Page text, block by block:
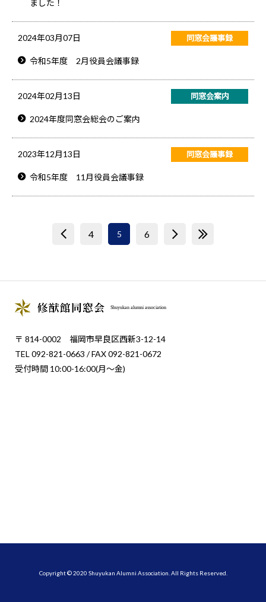
ました！
2024年03月07日 同窓会議事録
令和5年度 2月役員会議事録
2024年02月13日 同窓会案内
2024年度同窓会総会のご案内
2023年12月13日 同窓会議事録
令和5年度 11月役員会議事録
< 4 5 6 > >>
Shuyukan alumni association
〒 814-0002 福岡市早良区西新3-12-14
TEL 092-821-0663 / FAX 092-821-0672
受付時間 10:00-16:00(月〜金)
Copyright © 2020 Shuyukan Alumni Association. All Rights Reserved.